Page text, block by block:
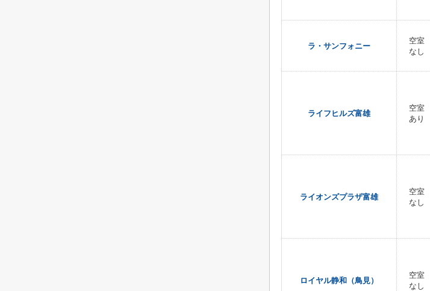
ラ・サンフォニー
空室
なし
ライフヒルズ富雄
空室
あり
ライオンズプラザ富雄
空室
なし
ロイヤル静和（鳥見）
空室
なし